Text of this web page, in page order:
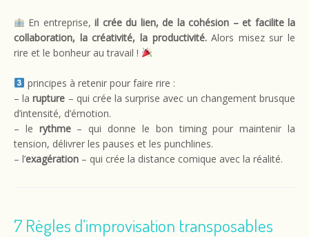
En entreprise,il crée du lien, de la cohésion – et facilite la
collaboration, la créativité, la productivité.Alors misez sur le
rire et le bonheur au travail !
principes à retenir pour faire rire :
– larupture – qui crée la surprise avec un changement brusque
d’intensité, d’émotion.
– le rythme– qui donne le bon timing pour maintenir la
tension, délivrer les pauses et les punchlines.
– l’exagération – qui crée la distance comique avec la réalité.
7 Règles d’improvisation transposables